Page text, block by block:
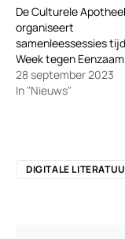
De Culturele
organiseert
samenleessessies
Week tegen
28 september 2023
In "Nieuws"
DIGITALE